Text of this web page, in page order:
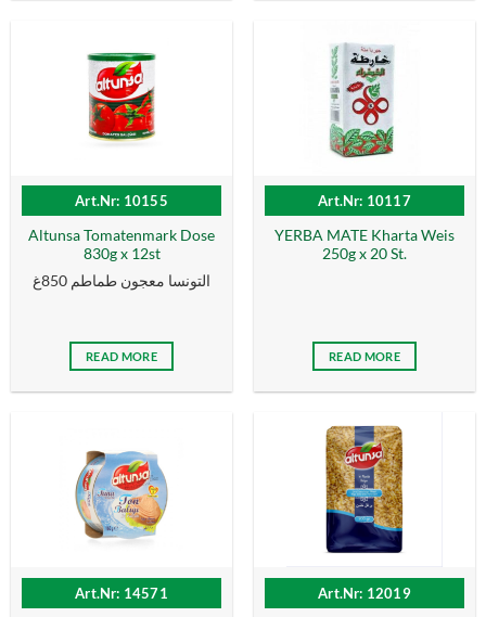
Art.Nr: 10155
Altunsa Tomatenmark Dose
830g x 12st
التونسا معجون طماطم 850غ
READ MORE
Art.Nr: 10117
YERBA MATE Kharta Weis
250g x 20 St.
READ MORE
Art.Nr: 14571 Art.Nr: 12019